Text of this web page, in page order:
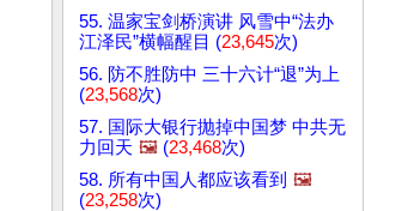
55. 温家宝剑桥演讲 风雪中“法办
江泽民”横幅醒目 (23,645次)
56. 防不胜防中 三十六计“退”为上
(23,568次)
57. 国际大银行抛掉中国梦 中共无
力回天 🖼️ (23,468次)
58. 所有中国人都应该看到 🖼️
(23,258次)